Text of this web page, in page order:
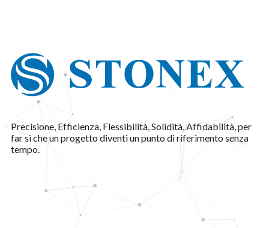
Precisione, Efficienza, Flessibilità, Solidità, Affidabilità, per
far sì che un progetto diventi un punto di riferimento senza
tempo.